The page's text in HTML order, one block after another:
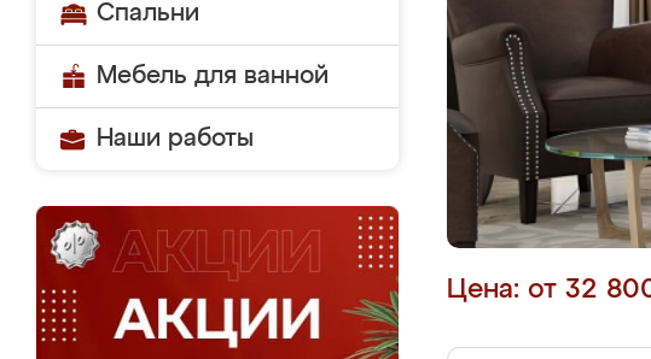
Спальни
Мебель для ванной
Наши работы
Цена: от 32